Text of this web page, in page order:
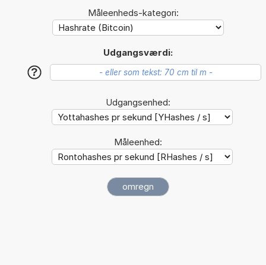
Måleenheds-kategori:
Udgangsværdi:
?
Udgangsenhed:
Måleenhed: